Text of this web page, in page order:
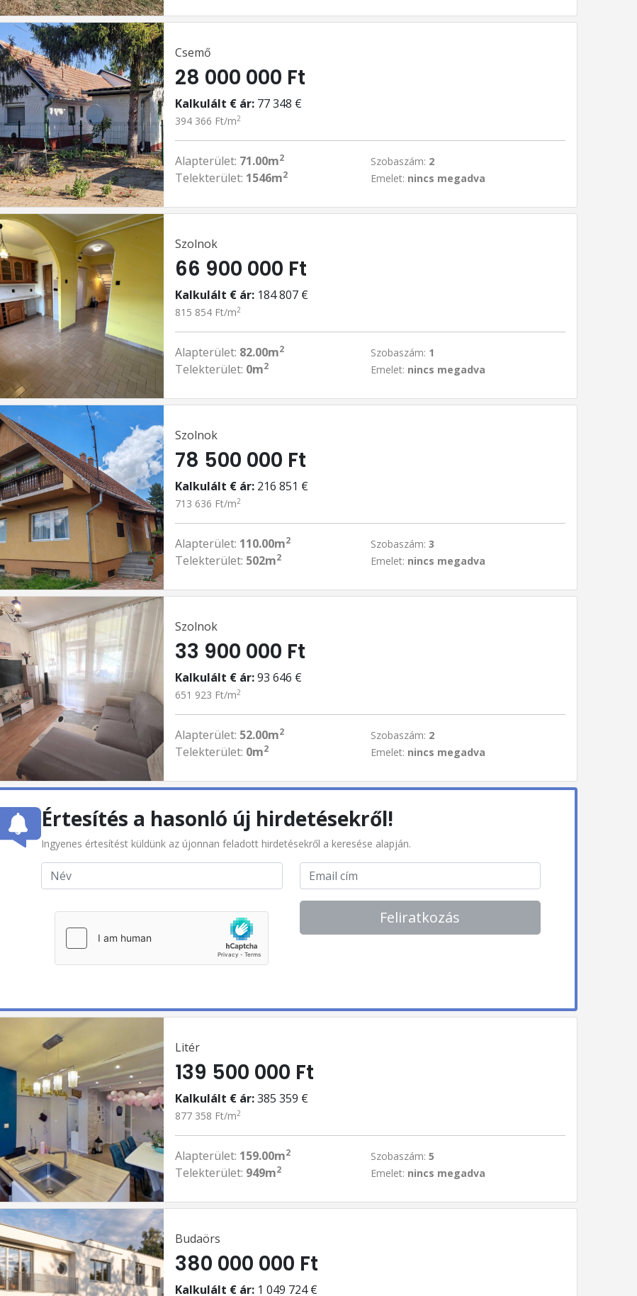
Csemő
28 000 000 Ft
Kalkulált € ár: 77 348 €
394 366 Ft/m2
Alapterület: 71.00m2
Telekterület: 1546m2
Szobaszám: 2
Emelet: nincs megadva
Szolnok
66 900 000 Ft
Kalkulált € ár: 184 807 €
815 854 Ft/m2
Alapterület: 82.00m2
Telekterület: 0m2
Szobaszám: 1
Emelet: nincs megadva
Szolnok
78 500 000 Ft
Kalkulált € ár: 216 851 €
713 636 Ft/m2
Alapterület: 110.00m2
Telekterület: 502m2
Szobaszám: 3
Emelet: nincs megadva
Szolnok
33 900 000 Ft
Kalkulált € ár:93 646 €
651 923 Ft/m2
Alapterület: 52.00m2
Telekterület: 0m2
Szobaszám: 2
Emelet: nincs megadva
Értesítés a hasonló új hirdetésekről!
Ingyenes értesítést küldünk az újonnan feladott hirdetésekről a keresése alapján.
Feliratkozás
Litér
139 500 000 Ft
Kalkulált € ár:385 359 €
877 358 Ft/m2
Alapterület: 159.00m2
Telekterület: 949m2
Szobaszám: 5
Emelet: nincs megadva
Budaörs
380 000 000 Ft
Kalkulált € ár: 1 049 724 €